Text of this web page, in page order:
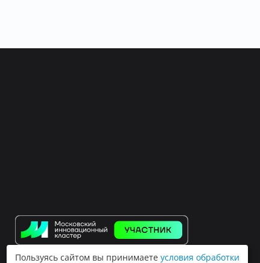
Пользуясь сайтом вы принимаете условия обработки